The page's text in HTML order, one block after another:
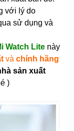
với lý do
sử dụng và
Watch Lite này
và chính hãng
sản xuất
)